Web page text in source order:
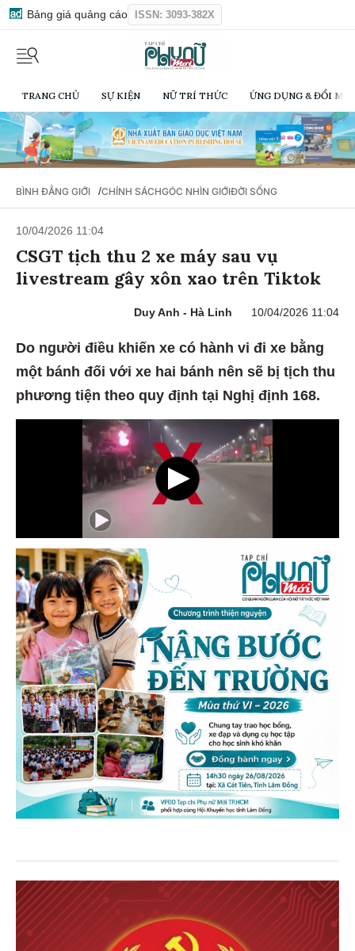
Bảng giá quảng cáo ISSN: 3093-382X
TRANG CHỦ SỰ KIỆN NỮ TRÍ THỨC ỨNG DỤNG & ĐỔI
BÌNH ĐẲNG GIỚI /CHÍNH SÁCHGÓC NHÌN GIỚIĐỜI SỐNG
10/04/2026 11:04
CSGT tịch thu 2 xe máy sau vụ
livestream gây xôn xao trên Tiktok
Duy Anh - Hà Linh 10/04/2026 11:04
Do người điều khiến xe có hành vi đi xe bằng
một bánh đối với xe hai bánh nên sẽ bị tịch thu
phương tiện theo quy định tại Nghị định 168.